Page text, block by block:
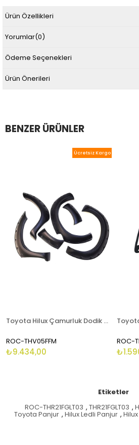
Ürün Özellikleri
Yorumlar(0)
Ödeme Seçenekleri
Ürün Önerileri
BENZER ÜRÜNLER
Toyota Hilux Çamurluk Dodik Seti 2005 - 2010
ROC-THV05FFM
₺9.434,00
Ücretsiz Kargo
ROC-
Etiketler
ROC-THR21FGLT03 , THR21FGLT03 ,
Toyota Panjur , Hilux Ledli Panjur ,